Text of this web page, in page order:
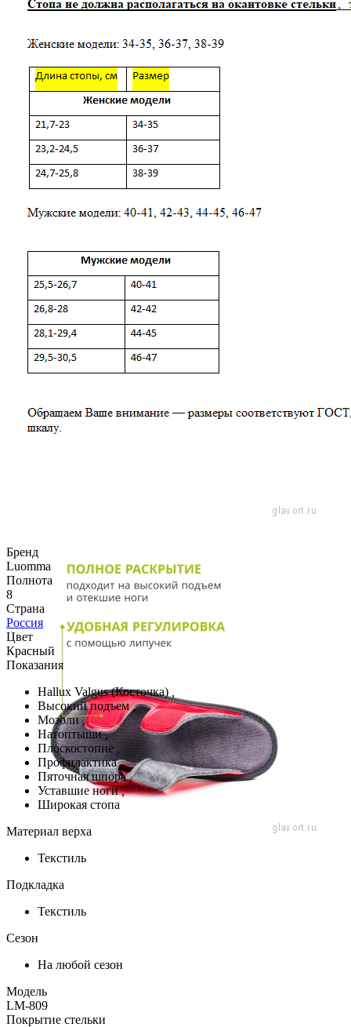
Бренд
Luomma
Полнота
8
Страна
Россия
Цвет
Красный
Показания
Hallux Valgus (Косточка)
Высокий подъем,
Мозоли,
Натоптыши,
Плоскостопие,
Профилактика,
Пяточная шпора,
Уставшие ноги,
Широкая стопа
Материал верха
Текстиль
Подкладка
Текстиль
Сезон
На любой сезон
Модель
LM-809
Покрытие стельки